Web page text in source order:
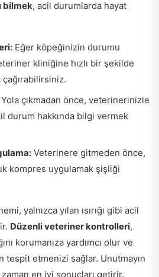
bilmek, acil durumlarda hayat
Eğer köpeğinizin durumu
kliniğine hızlı bir şekilde
Yola çıkmadan önce, veterinerinizle
durum hakkında bilgi vermek
Veterinere gitmeden önce,
kompres uygulamak şişliği
yalnızca yılan ısırığı gibi acil
Düzenli veteriner kontrolleri,
korumanıza yardımcı olur ve
tespit etmenizi sağlar. Unutmayın
en iyi sonuçları getirir.